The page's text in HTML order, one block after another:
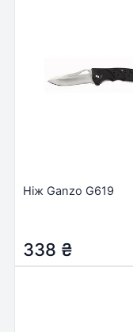
Ніж Ganzo G619
338 ₴